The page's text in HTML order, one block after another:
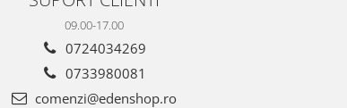
09.00-17.00
0724034269
0733980081
comenzi@edenshop.ro